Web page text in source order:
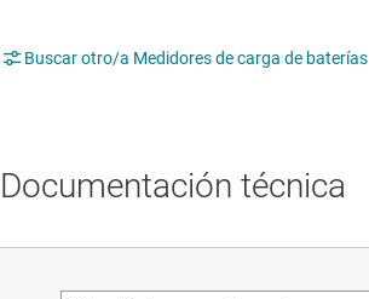
Buscar otro/a Medidores de carga de baterías
Documentación técnica